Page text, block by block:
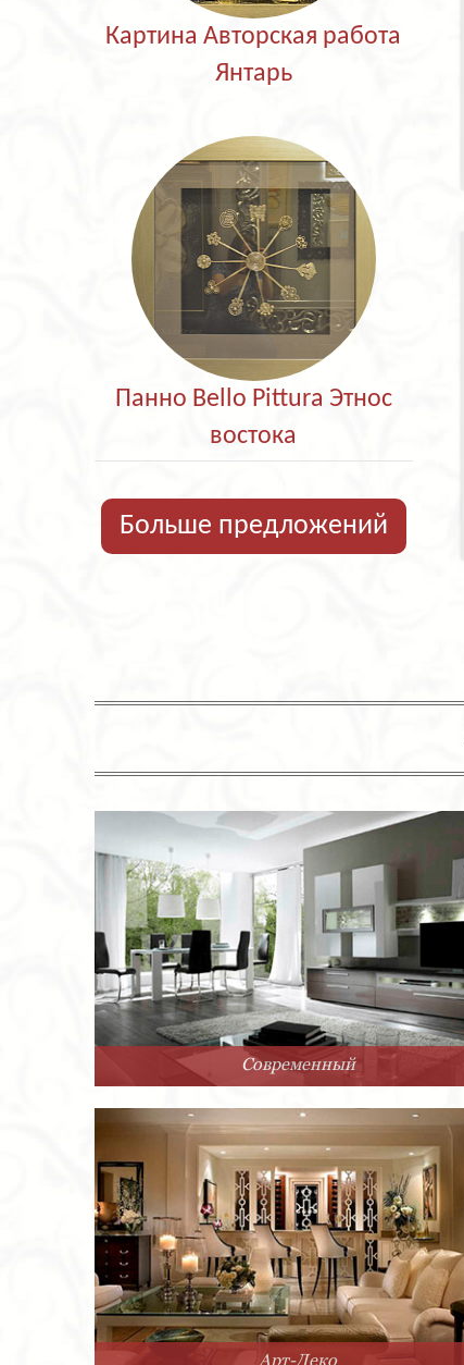
Картина Авторская работа
Янтарь
Панно Bello Pittura Этнос
востока
Больше предложений
Современный
Арт-Деко